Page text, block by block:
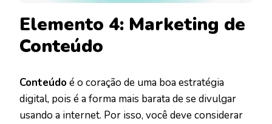
Elemento 4: Marketing de
Conteúdo
Conteúdoé o coração de uma boa estratégia
digital, pois é a forma mais barata de se divulgar
usando a internet. Por isso, você deve considerar